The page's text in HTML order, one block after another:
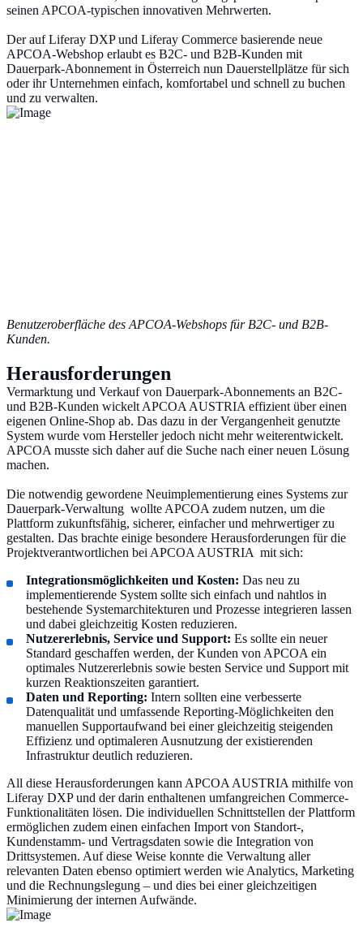
seinen APCOA-typischen innovativen Mehrwerten.
Der auf Liferay DXP und Liferay Commerce basierende neue
APCOA-Webshop erlaubt es B2C- und B2B-Kunden mit
Dauerpark-Abonnement in Österreich nun Dauerstellplätze für sich
oder ihr Unternehmen einfach, komfortabel und schnell zu buchen
und zu verwalten.
Benutzeroberfläche des APCOA-Webshops für B2C- und B2B-
Kunden.
Herausforderungen
Vermarktung und Verkauf von Dauerpark-Abonnements an B2C-
und B2B-Kunden wickelt APCOA AUSTRIA effizient über einen
eigenen Online-Shop ab. Das dazu in der Vergangenheit genutzte
System wurde vom Hersteller jedoch nicht mehr weiterentwickelt.
APCOA musste sich daher auf die Suche nach einer neuen Lösung
machen.
Die notwendig gewordene Neuimplementierung eines Systems zur
Dauerpark-Verwaltung wollte APCOA zudem nutzen, um die
Plattform zukunftsfähig, sicherer, einfacher und mehrwertiger zu
gestalten. Das brachte einige besondere Herausforderungen für die
Projektverantwortlichen bei APCOA AUSTRIA mit sich:
Integrationsmöglichkeiten und Kosten: Das neu zu
implementierende System sollte sich einfach und nahtlos in
bestehende Systemarchitekturen und Prozesse integrieren lassen
und dabei gleichzeitig Kosten reduzieren.
Nutzererlebnis, Service und Support: Es sollte ein neuer
Standard geschaffen werden, der Kunden von APCOA ein
optimales Nutzererlebnis sowie besten Service und Support mit
kurzen Reaktionszeiten garantiert.
Daten und Reporting: Intern sollten eine verbesserte
Datenqualität und umfassende Reporting-Möglichkeiten den
manuellen Supportaufwand bei einer gleichzeitig steigenden
Effizienz und optimaleren Ausnutzung der existierenden
Infrastruktur deutlich reduzieren.
All diese Herausforderungen kann APCOA AUSTRIA mithilfe von
Liferay DXP und der darin enthaltenen umfangreichen Commerce-
Funktionalitäten lösen. Die individuellen Schnittstellen der Plattform
ermöglichen zudem einen einfachen Import von Standort-,
Kundenstamm- und Vertragsdaten sowie die Integration von
Drittsystemen. Auf diese Weise konnte die Verwaltung aller
relevanten Daten ebenso optimiert werden wie Analytics, Marketing
und die Rechnungslegung – und dies bei einer gleichzeitigen
Minimierung der internen Aufwände.